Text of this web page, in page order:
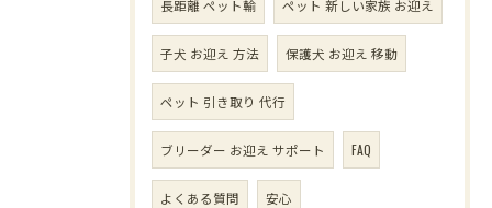
長距離 ペット輸 ペット 新しい家族 お迎え
子犬 お迎え 方法 保護犬 お迎え 移動
ペット 引き取り 代行
ブリーダー お迎え サポート FAQ
よくある質問 安心